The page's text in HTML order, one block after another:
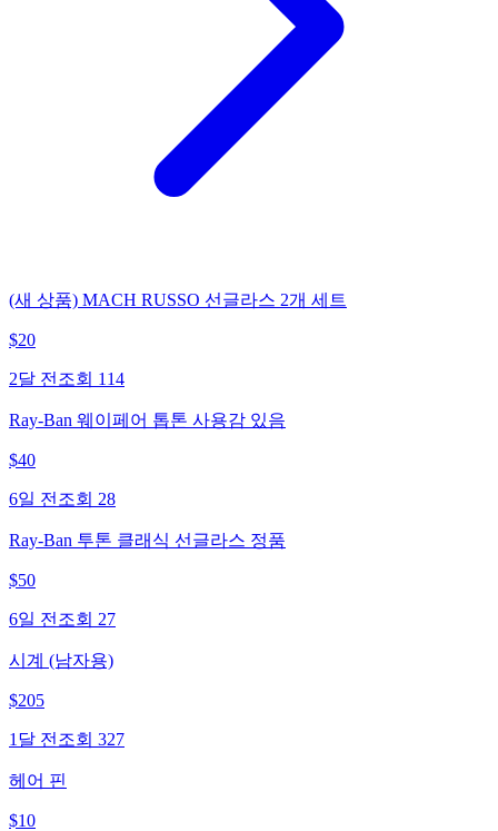
(새 상품) MACH RUSSO 선글라스 2개 세트
$20
2달 전 조회 114
Ray-Ban 웨이페어 톱톤 사용감 있음
$40
6일 전 조회 28
Ray-Ban 투톤 클래식 선글라스 정품
$50
6일 전 조회 27
시계 (남자용)
$205
1달 전 조회 327
헤어 핀
$10